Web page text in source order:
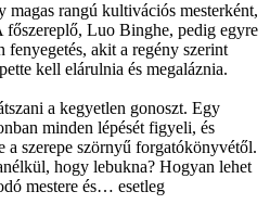
rangú kultivációs mesterként,
főszereplő, Luo Binghe, pedig egyre
fenyegetés, akit a regény szerint
kell elárulnia és megaláznia.
a kegyetlen gonoszt. Egy
minden lépését figyeli, és
a szerepe szörnyű forgatókönyvétől.
hogy lebukna? Hogyan lehet
mestere és… esetleg